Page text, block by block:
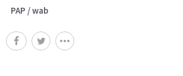
PAP / wab